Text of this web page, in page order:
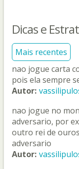
Dicas e
Mais recentes
nao jogue carta
pois ela sempre
Autor:
nao jogue no
adversario, por
outro rei de
adversario
Autor: